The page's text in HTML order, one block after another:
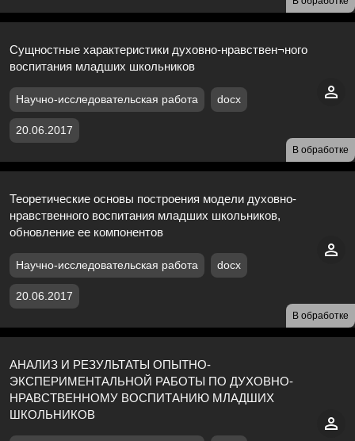
В обработке
Сущностные характеристики духовно-нравствен¬ного
воспитания младших школьников
Научно-исследовательская работа docx
20.06.2017
В обработке
Теоретические основы построения модели духовно-
нравственного воспитания младших школьников,
обновление ее компонентов
Научно-исследовательская работа docx
20.06.2017
АНАЛИЗ И РЕЗУЛЬТАТЫ ОПЫТНО-
ЭКСПЕРИМЕНТАЛЬНОЙ РАБОТЫ ПО ДУХОВНО-
НРАВСТВЕННОМУ ВОСПИТАНИЮ МЛАДШИХ
ШКОЛЬНИКОВ